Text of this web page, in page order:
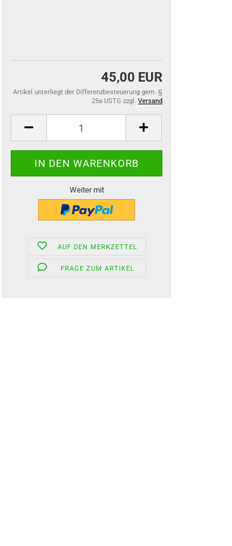
45,00 EUR
Artikel unterliegt der Differenzbesteuerung gem. §
25a USTG zzgl. Versand
Weiter mit
AUF DEN MERKZETTEL
FRAGE ZUM ARTIKEL